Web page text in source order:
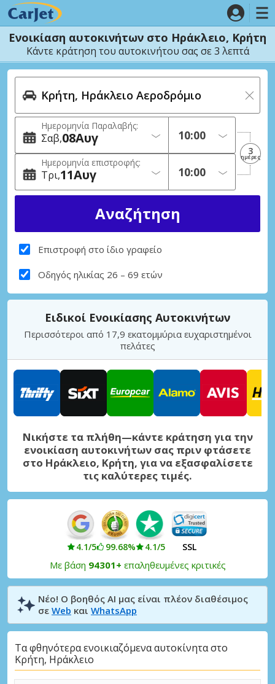
Ενοικίαση αυτοκινήτων στο Ηράκλειο, Κρήτη
Κάντε κράτηση του αυτοκινήτου σας σε 3 λεπτά
Ημερομηνία Παραλαβής:
Σαβ 08Αυγ
Ημερομηνία επιστροφής:
Τρι 11Αυγ
3
ημέρες
Επιστροφή στο ίδιο γραφείο
Οδηγός ηλικίας 26 – 69 ετών
Ειδικοί Ενοικίασης Αυτοκινήτων
Περισσότεροι από 17,9 εκατομμύρια ευχαριστημένοι
πελάτες
Νικήστε τα πλήθη—κάντε κράτηση για την
ενοικίαση αυτοκινήτων σας πριν φτάσετε
στο Ηράκλειο, Κρήτη, για να εξασφαλίσετε
τις καλύτερες τιμές.
4.1/5 99.68% 4.1/5 SSL
Με βάση 94301+ επαληθευμένες κριτικές
Νέο! Ο βοηθός AI μας είναι πλέον διαθέσιμος
σε Web και WhatsApp
Τα φθηνότερα ενοικιαζόμενα αυτοκίνητα στο
Κρήτη, Ηράκλειο